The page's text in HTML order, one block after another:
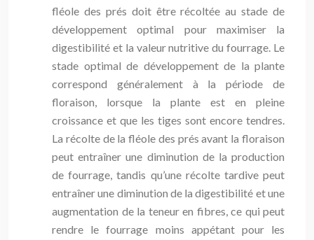
fléole des prés doit être récoltée au stade de
développement optimal pour maximiser la
digestibilité et la valeur nutritive du fourrage. Le
stade optimal de développement de la plante
correspond généralement à la période de
floraison, lorsque la plante est en pleine
croissance et que les tiges sont encore tendres.
La récolte de la fléole des prés avant la floraison
peut entraîner une diminution de la production
de fourrage, tandis qu’une récolte tardive peut
entraîner une diminution de la digestibilité et une
augmentation de la teneur en fibres, ce qui peut
rendre le fourrage moins appétant pour les